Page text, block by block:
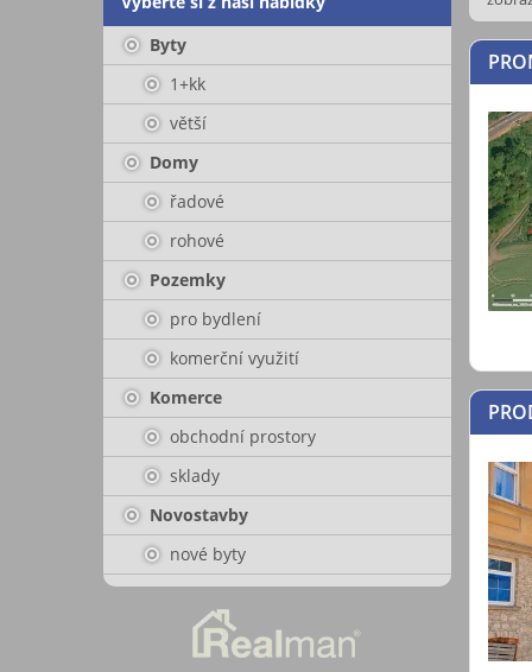
Byty
1+kk
větší
Domy
řadové
rohové
Pozemky
pro bydlení
komerční využití
Komerce
obchodní prostory
sklady
Novostavby
nové byty